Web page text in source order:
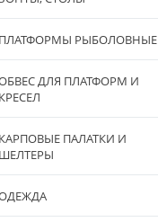
ПЛАТФОРМЫ РЫБОЛОВНЫЕ
ДЛЯ ПЛАТФОРМ И
КРЕСЕЛ
КАРПОВЫЕ ПАЛАТКИ И
ШЕЛТЕРЫ